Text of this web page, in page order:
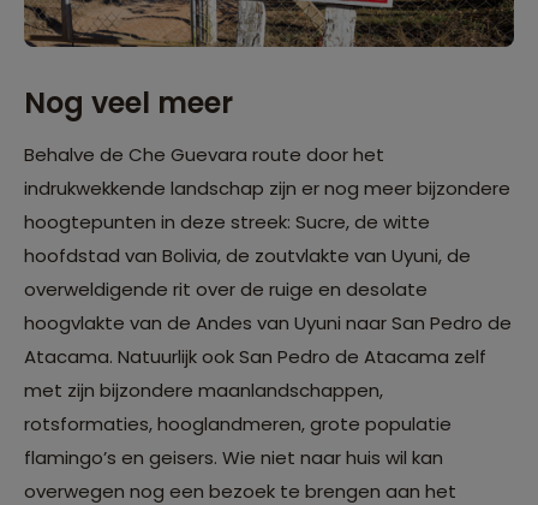
Nog veel meer
Behalve de Che Guevara route door het
indrukwekkende landschap zijn er nog meer bijzondere
hoogtepunten in deze streek: Sucre, de witte
hoofdstad van Bolivia, de zoutvlakte van Uyuni, de
overweldigende rit over de ruige en desolate
hoogvlakte van de Andes van Uyuni naar San Pedro de
Atacama. Natuurlijk ook San Pedro de Atacama zelf
met zijn bijzondere maanlandschappen,
rotsformaties, hooglandmeren, grote populatie
flamingo’s en geisers. Wie niet naar huis wil kan
overwegen nog een bezoek te brengen aan het